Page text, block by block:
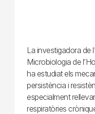
La investigadora de
Microbiologia de
ha estudiat els
persistència i
especialment
respiratòries